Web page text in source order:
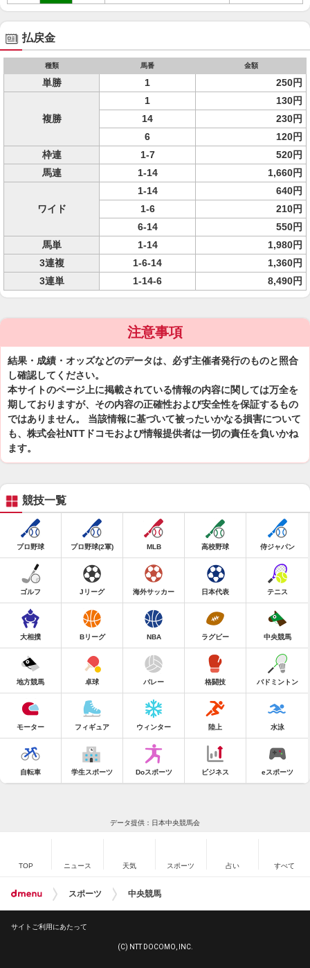
払戻金
種類 馬番 金額
単勝 1 250円
複勝
1
130円
14
230円
6
120円
枠連
1-7
520円
馬連
1-14 1,660円
ワイド
1-14
640円
1-6
210円
6-14
550円
馬単
1-14
1,980円
3連複
1-6-14
1,360円
3連単
1-14-6 8,490円
注意事項
結果・成績・オッズなどのデータは、必ず主催者発行のものと照合
し確認してください。
本サイトのページ上に掲載されている情報の内容に関しては万全を
期しておりますが、その内容の正確性および安全性を保証するもの
ではありません。 当該情報に基づいて被ったいかなる損害について
も、株式会社NTTドコモおよび情報提供者は一切の責任を負いかね
ます。
競技一覧
プロ野球 プロ野球(2軍) MLB 高校野球 侍ジャパン
ゴルフ Jリーグ 海外サッカー 日本代表 テニス
大相撲 Bリーグ NBA ラグビー 中央競馬
地方競馬 卓球 バレー 格闘技 バドミントン
モーター フィギュア ウィンター 陸上 水泳
自転車 学生スポーツ Doスポーツ ビジネス eスポーツ
データ提供：日本中央競馬会
TOP ニュース 天気 スポーツ 占い すべて
スポーツ 中央競馬
サイトご利用にあたって
(C) NTT DOCOMO, INC.